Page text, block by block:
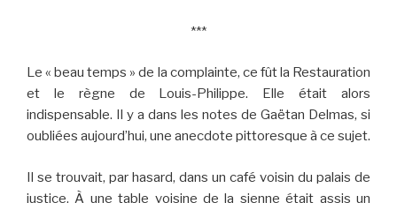
***
Le « beau temps » de la complainte, ce fût la Restauration
et le règne de Louis-Philippe. Elle était alors
indispensable. Il y a dans les notes de Gaëtan Delmas, si
oubliées aujourd’hui, une anecdote pittoresque à ce sujet.
Il se trouvait, par hasard, dans un café voisin du palais de
justice. À une table voisine de la sienne était assis un